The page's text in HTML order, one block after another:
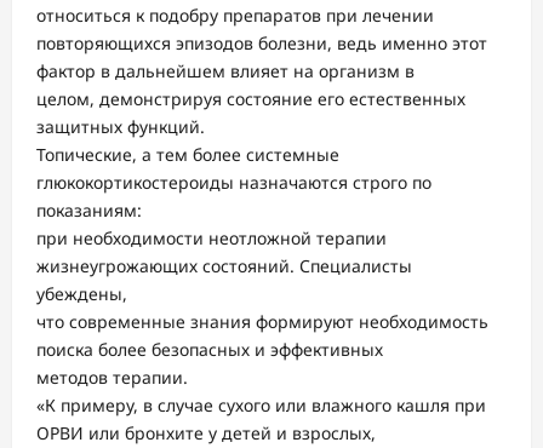
относиться к подобру препаратов при лечении
повторяющихся эпизодов болезни, ведь именно этот
фактор в дальнейшем влияет на организм в
целом, демонстрируя состояние его естественных
защитных функций.
Топические, а тем более системные
глюкокортикостероиды назначаются строго по
показаниям:
при необходимости неотложной терапии
жизнеугрожающих состояний. Специалисты
убеждены,
что современные знания формируют необходимость
поиска более безопасных и эффективных
методов терапии.
«К примеру, в случае сухого или влажного кашля при
ОРВИ или бронхите у детей и взрослых,